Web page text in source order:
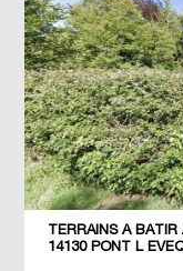
TERRAINS À
14130 PONT L